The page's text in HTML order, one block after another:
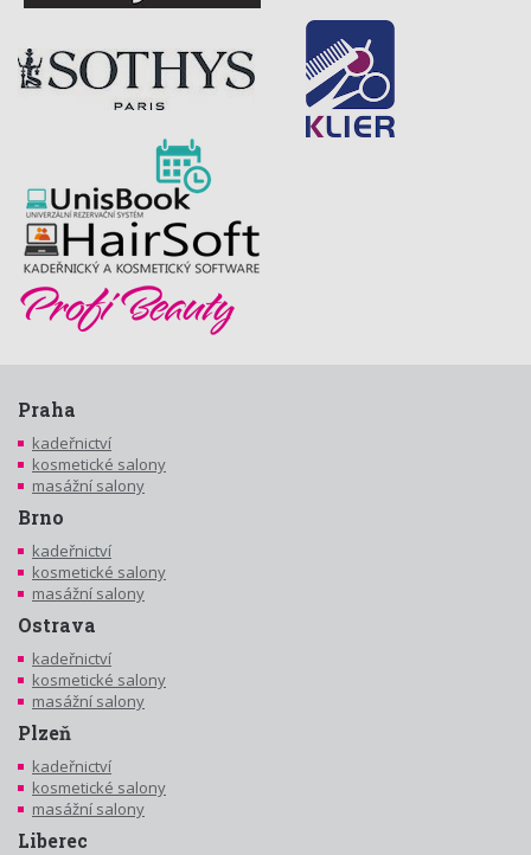
Praha
kadeřnictví
kosmetické salony
masážní salony
Brno
kadeřnictví
kosmetické salony
masážní salony
Ostrava
kadeřnictví
kosmetické salony
masážní salony
Plzeň
kadeřnictví
kosmetické salony
masážní salony
Liberec